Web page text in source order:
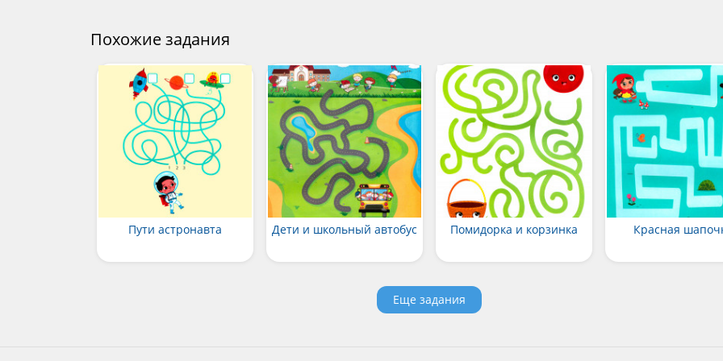
Похожие задания
Пути астронавта Дети и школьный автобус Помидорка и корзинка Красная
Еще задания